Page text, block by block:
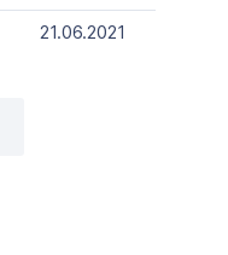
21.06.2021